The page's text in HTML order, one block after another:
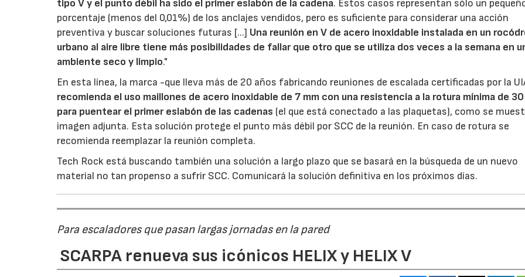
tipo V y el punto débil ha sido el primer eslabón de la cadena. Estos casos representan sólo un
porcentaje (menos del 0,01%) de los anclajes vendidos, pero es suficiente para considerar una acción
preventiva y buscar soluciones futuras [...] Una reunión en V de acero inoxidable instalada en un
urbano al aire libre tiene más posibilidades de fallar que otro que se utiliza dos veces a la semana en
ambiente seco y limpio."
En esta línea, la marca -que lleva más de 20 años fabricando reuniones de escalada certificadas por la
recomienda el uso maillones de acero inoxidable de 7 mm con una resistencia a la rotura mínima de
para puentear el primer eslabón de las cadenas (el que está conectado a las plaquetas), como se
imagen adjunta. Esta solución protege el punto más débil por SCC de la reunión. En caso de rotura se
recomienda reemplazar la reunión completa.
Tech Rock está buscando también una solución a largo plazo que se basará en la búsqueda de un nuevo
material no tan propenso a sufrir SCC. Comunicará la solución definitiva en los próximos días.
Para escaladores que pasan largas jornadas en la pared
SCARPA renueva sus icónicos HELIX y HELIX V